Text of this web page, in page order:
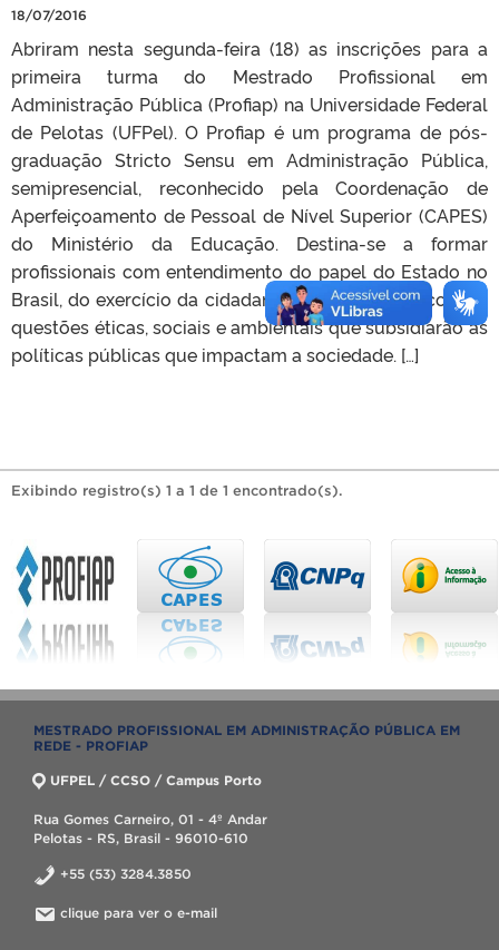
18/07/2016
Abriram nesta segunda-feira (18) as inscrições para a
primeira turma do Mestrado Profissional em
Administração Pública (Profiap) na Universidade Federal
de Pelotas (UFPel). O Profiap é um programa de pós-
graduação Stricto Sensu em Administração Pública,
semipresencial, reconhecido pela Coordenação de
Aperfeiçoamento de Pessoal de Nível Superior (CAPES)
do Ministério da Educação. Destina-se a formar
profissionais com entendimento do papel do Estado no
Brasil, do exercício da cidadania e preocupados com as
questões éticas, sociais e ambientais que subsidiarão as
políticas públicas que impactam a sociedade. […]
Exibindo registro(s) 1 a 1 de 1 encontrado(s).
MESTRADO PROFISSIONAL EM ADMINISTRAÇÃO PÚBLICA EM
REDE - PROFIAP
UFPEL / CCSO / Campus Porto
Rua Gomes Carneiro, 01 - 4º Andar
Pelotas - RS, Brasil - 96010-610
+55 (53) 3284.3850
clique para ver o e-mail